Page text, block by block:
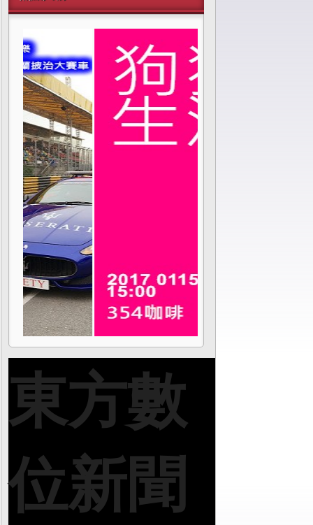
東方數
位新聞